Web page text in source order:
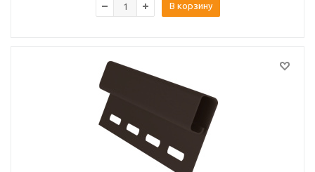
В корзину